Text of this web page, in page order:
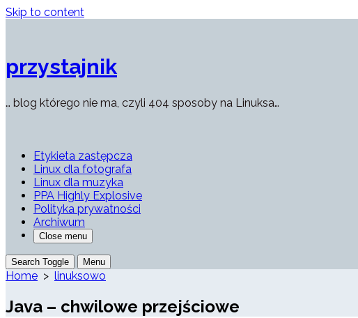
Skip to content
przystajnik
… blog którego nie ma, czyli 404 sposoby na Linuksa…
Etykieta zastępcza
Linux dla fotografa
Linux dla muzyka
PPA Highly Explosive
Polityka prywatności
Archiwum
Close menu
Search Toggle Menu
Home > linuksowo
Java – chwilowe przejściowe